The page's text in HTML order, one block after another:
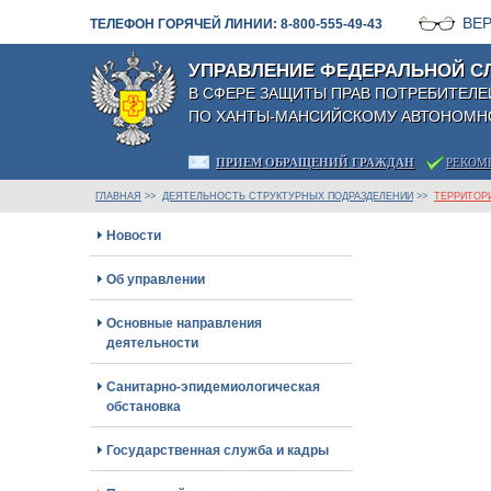
ТЕЛЕФОН ГОРЯЧЕЙ ЛИНИИ: 8-800-555-49-43
УПРАВЛЕНИЕ ФЕДЕРАЛЬНОЙ
В СФЕРЕ ЗАЩИТЫ ПРАВ
ПО ХАНТЫ-МАНСИЙСКОМУ
ПРИЕМ ОБРАЩЕНИЙ ГРАЖДАН
ГЛАВНАЯ >> ДЕЯТЕЛЬНОСТЬ СТРУКТУРНЫХ ПОДРАЗДЕЛЕНИЙ >>
Новости
Об управлении
Основные направления
деятельности
Санитарно-эпидемиологическая
обстановка
Государственная служба и кадры